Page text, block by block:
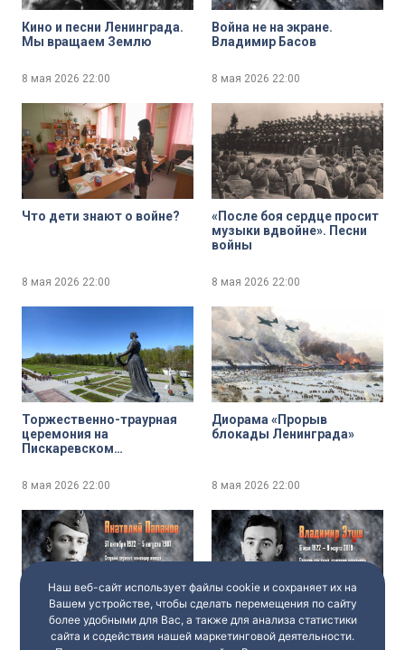
Кино и песни Ленинграда.
Мы вращаем Землю
8 мая 2026 22:00
Война не на экране.
Владимир Басов
8 мая 2026 22:00
Что дети знают о войне?
8 мая 2026 22:00
«После боя сердце просит
музыки вдвойне». Песни
войны
8 мая 2026 22:00
Торжественно-траурная
церемония на
Пискаревском
8 мая 2026 22:00
Диорама «Прорыв
блокады Ленинграда»
8 мая 2026 22:00
Война не на экране.
Анатолий Папанов
Война не на экране.
Владимир Этуш
Наш веб-сайт использует файлы cookie и сохраняет их на
Вашем устройстве, чтобы сделать перемещения по сайту
более удобными для Вас, а также для анализа статистики
сайта и содействия нашей маркетинговой деятельности.